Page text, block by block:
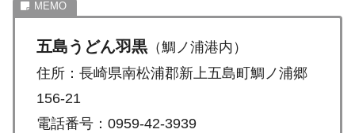
五島うどん羽黒 （鯛ノ浦港内）
住所：長崎県南松浦郡新上五島町鯛ノ浦郷
156-21
電話番号：0959-42-3939